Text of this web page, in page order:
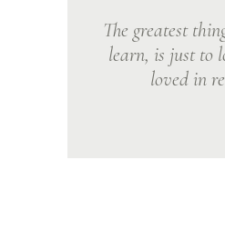
The greatest
learn, is just to
loved in